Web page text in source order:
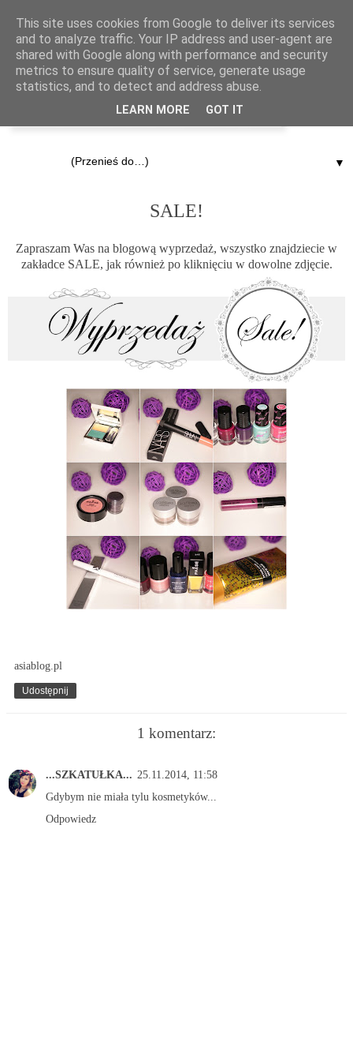
▼
SALE!
Zapraszam Was na blogową wyprzedaż, wszystko znajdziecie w
zakładce SALE, jak również po kliknięciu w dowolne zdjęcie.
asiablog.pl
Udostępnij
1 komentarz:
...SZKATUŁKA... 25.11.2014, 11:58
Gdybym nie miała tylu kosmetyków...
Odpowiedz
This site uses cookies from Google to deliver its services
and to analyze traffic. Your IP address and user-agent are
shared with Google along with performance and security
metrics to ensure quality of service, generate usage
statistics, and to detect and address abuse.
LEARN MORE GOT IT